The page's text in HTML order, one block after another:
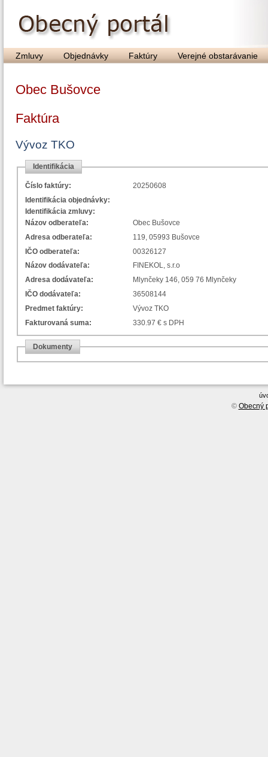
Zmluvy Objednávky Faktúry Verejné obstarávanie
Obec Bušovce
Faktúra
Vývoz TKO
Identifikácia
Číslo faktúry:
20250608
Identifikácia objednávky:
Identifikácia zmluvy:
Názov odberateľa:
Obec Bušovce
Adresa odberateľa:
119, 05993 Bušovce
IČO odberateľa:
00326127
Názov dodávateľa:
FINEKOL, s.r.o
Adresa dodávateľa:
Mlynčeky 146, 059 76 Mlynčeky
IČO dodávateľa:
36508144
Predmet faktúry:
Vývoz TKO
Fakturovaná suma:
330.97 € s DPH
Dokumenty
© Obecný